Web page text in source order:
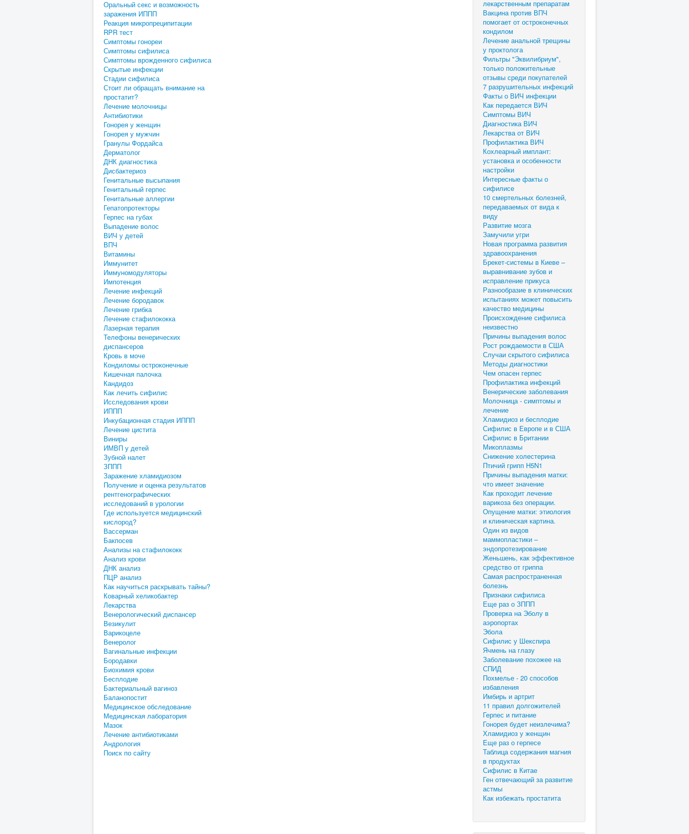
Оральный секс и возможность
заражения ИППП
Реакция микропреципитации
RPR тест
Симптомы гонореи
Симптомы сифилиса
Симптомы врожденного сифилиса
Скрытые инфекции
Стадии сифилиса
Стоит ли обращать внимание на
простатит?
Лечение молочницы
Антибиотики
Гонорея у женщин
Гонорея у мужчин
Гранулы Фордайса
Дерматолог
ДНК диагностика
Дисбактериоз
Генитальные высыпания
Генитальный герпес
Генитальные аллергии
Гепатопротекторы
Герпес на губах
Выпадение волос
ВИЧ у детей
ВПЧ
Витамины
Иммунитет
Иммуномодуляторы
Импотенция
Лечение инфекций
Лечение бородавок
Лечение грибка
Лечение стафилококка
Лазерная терапия
Телефоны венерических
диспансеров
Кровь в моче
Кондиломы остроконечные
Кишечная палочка
Кандидоз
Как лечить сифилис
Исследования крови
ИППП
Инкубационная стадия ИППП
Лечение цистита
Виниры
ИМВП у детей
Зубной налет
ЗППП
Заражение хламидиозом
Получение и оценка результатов
рентгенографических
исследований в урологии
Где используется медицинский
кислород?
Вассерман
Бакпосев
Анализы на стафилококк
Анализ крови
ДНК анализ
ПЦР анализ
Как научиться раскрывать тайны?
Коварный хеликобактер
Лекарства
Венерологический диспансер
Везикулит
Варикоцеле
Венеролог
Вагинальные инфекции
Бородавки
Биохимия крови
Бесплодие
Бактериальный вагиноз
Баланопостит
Медицинское обследование
Медицинская лаборатория
Мазок
Лечение антибиотиками
Андрология
Поиск по сайту
лекарственным препаратам
Вакцина против ВПЧ
помогает от остроконечных
кондилом
Лечение анальной трещины
у проктолога
Фильтры "Эквилибриум",
только положительные
отзывы среди покупателей
7 разрушительных инфекций
Факты о ВИЧ инфекции
Как передается ВИЧ
Симптомы ВИЧ
Диагностика ВИЧ
Лекарства от ВИЧ
Профилактика ВИЧ
Кохлеарный имплант:
установка и особенности
настройки
Интересные факты о
сифилисе
10 смертельных болезней,
передаваемых от вида к
виду
Развитие мозга
Замучили угри
Новая программа развития
здравоохранения
Брекет-системы в Киеве –
выравнивание зубов и
исправление прикуса
Разнообразие в клинических
испытаниях может повысить
качество медицины
Происхождение сифилиса
неизвестно
Причины выпадения волос
Рост рождаемости в США
Случаи скрытого сифилиса
Методы диагностики
Чем опасен герпес
Профилактика инфекций
Венерические заболевания
Молочница - симптомы и
лечение
Хламидиоз и бесплодие
Сифилис в Европе и в США
Сифилис в Британии
Микоплазмы
Снижение холестерина
Птичий грипп H5N1
Причины выпадения матки:
что имеет значение
Как проходит лечение
варикоза без операции.
Опущение матки: этиология
и клиническая картина.
Один из видов
маммопластики –
эндопротезирование
Женьшень, как эффективное
средство от гриппа
Самая распространенная
болезнь
Признаки сифилиса
Еще раз о ЗППП
Проверка на Эболу в
аэропортах
Эбола
Сифилис у Шекспира
Ячмень на глазу
Заболевание похожее на
СПИД
Похмелье - 20 способов
избавления
Имбирь и артрит
11 правил долгожителей
Герпес и питание
Гонорея будет неизлечима?
Хламидиоз у женщин
Еще раз о герпесе
Таблица содержания магния
в продуктах
Сифилис в Китае
Ген отвечающий за развитие
астмы
Как избежать простатита